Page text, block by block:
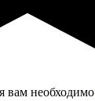
вам необходимо